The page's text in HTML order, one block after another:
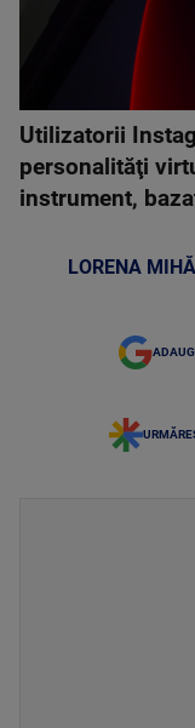
Utilizatorii
personalităţi
instrument,
LORENA